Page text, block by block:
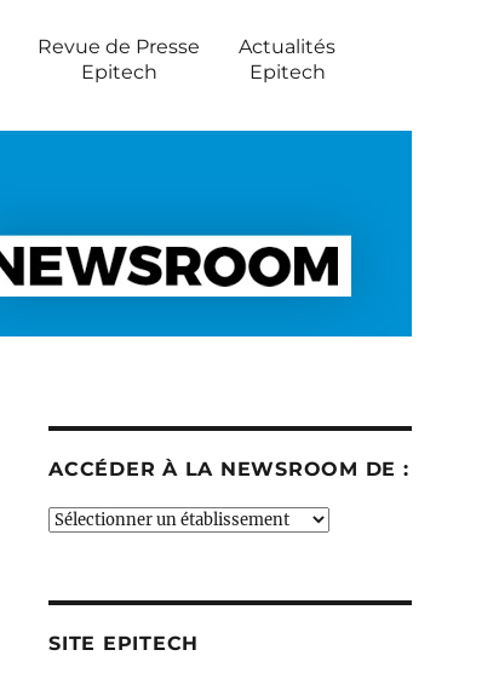
Revue de Presse
Epitech
Actualités
Epitech
ACCÉDER À LA NEWSROOM DE :
Accéder
:SITE EPITECH